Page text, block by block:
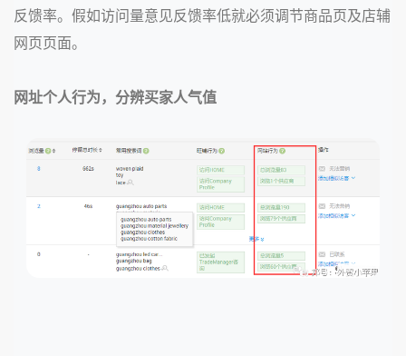
反馈率。假如访问量意见反馈率低就必须调节商品页及店辅
网页页面。
网址个人行为，分辨买家人气值